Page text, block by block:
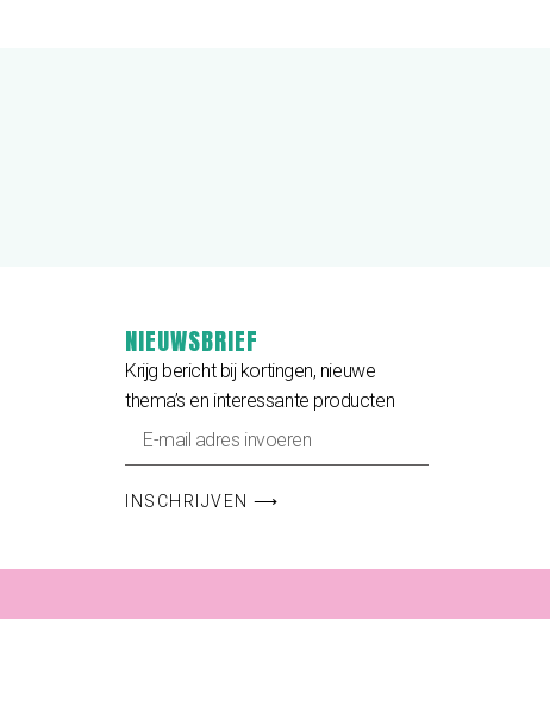
NIEUWSBRIEF
Krijg bericht bij kortingen, nieuwe
thema’s en interessante producten
INSCHRIJVEN ⟶